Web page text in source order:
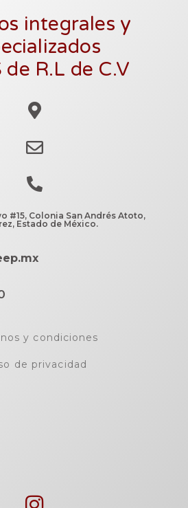
integrales y
de R.L de C.V
#15, Colonia San Andrés Atoto,
Estado de México.
y condiciones
de privacidad